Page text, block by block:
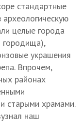
стандартные
целые города
городища),
украшения
Впрочем,
районах
старыми храмами.
наш